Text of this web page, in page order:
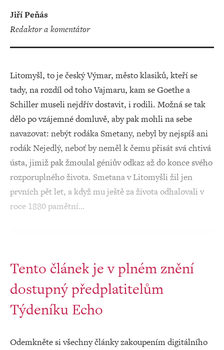
Jiří Peňás
redaktor a komentátor
Litomyšl, to je český Výmar, město klasiků, kteří se
tady, na rozdíl od toho Vajmaru, kam se Goethe a
Schiller museli nejdřív dostavit, i rodili. Možná se tak
dělo po vzájemné domluvě, aby pak mohli na sebe
navazovat: nebýt rodáka Smetany, nebyl by nejspíš ani
rodák Nejedlý, neboť by neměl k čemu přisát svá chtivá
ústa, jimiž pak žmoulal géniův odkaz až do konce svého
rozporuplného života. Smetana v Litomyšli žil jen
prvních pět let, a když mu ještě za života odhalovali v
roce 1880 pamětní…
Tento článek je v plném znění
dostupný předplatitelům
Týdeníku Echo
Odemkněte si všechny články zakoupením digitálního